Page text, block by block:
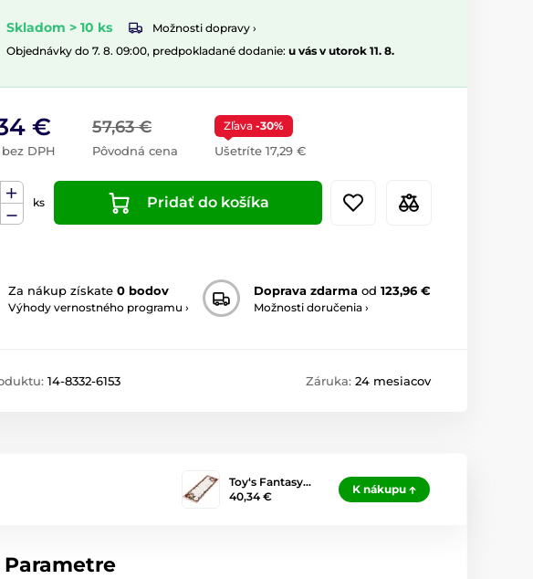
Skladom > 10 ks
Možnosti dopravy ›
Objednávky do 7. 8. 09:00, predpokladané dodanie: u vás v utorok 11. 8.
57,63 €
Pôvodná cena
€
bez DPH
Zľava -30%
Ušetríte 17,29 €
ks Pridať do košíka
Za nákup získate 0 bodov
Výhody vernostného programu ›
Doprava zdarma od 123,96 €
Možnosti doručenia ›
14-8332-6153 Záruka: 24 mesiacov
Toy‘s Fantasy…
40,34 €
K nákupu
Parametre